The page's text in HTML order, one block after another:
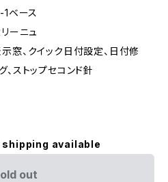
ベース
ーニュ
窓、クイック日付設定、日付修
、ストップセコンド針
available
out